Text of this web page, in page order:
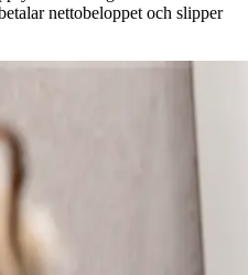
nettobeloppet och slipper